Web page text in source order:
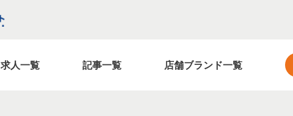
求人一覧 記事一覧 店舗ブランド一覧